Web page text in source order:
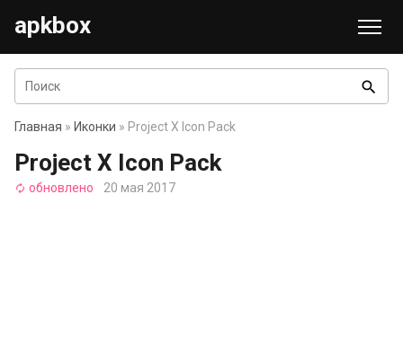
apkbox
search
Главная » Иконки » Project X Icon Pack
Project X Icon Pack
autorenew обновлено 20 мая 2017